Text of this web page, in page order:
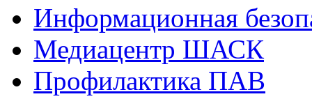
Информационная
Медиацентр ШАСК
Профилактика ПАВ